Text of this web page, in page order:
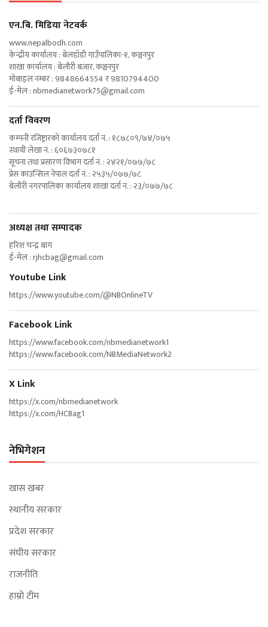
एन‍.बि. मिडिया नेटवर्क
www.nepalbodh.com
केन्द्रीय कार्यालय : बेलडाँडी गाउँपालिका-१, कञ्चनपुर
शाखा कार्यालय : बेलौरी बजार, कञ्चनपुर
मोबाइल नम्बर : 9848664554 र 9810794400
ई-मेल :nbmedianetwork75@gmail.com
दर्ता विवरण
कम्पनी रजिष्ट्रारको कार्यालय दर्ता नं. : १८७८०९/७४/०७५
स्थायी लेखा नं. : ६०६७३०७८१
सूचना तथा प्रसारण विभाग दर्ता नं. : २४२१/०७७/७८
प्रेस काउन्सिल नेपाल दर्ता नं. : २५३५/०७७/७८
बेलौरी नगरपालिका कार्यालय शाखा दर्ता नं. : २३/०७७/७८
अध्यक्ष तथा सम्पादक
हरिश चन्द्र बाग
ई-मेल :rjhcbag@gmail.com
Youtube Link
https://www.youtube.com/@NBOnlineTV
Facebook Link
https://www.facebook.com/nbmedianetwork1
https://www.facebook.com/NBMediaNetwork2
X Link
https://x.com/nbmedianetwork
https://x.com/HCBag1
नेभिगेशन
खास खबर
स्थानीय सरकार
प्रदेश सरकार
संघीय सरकार
राजनीति
हाम्रो टीम